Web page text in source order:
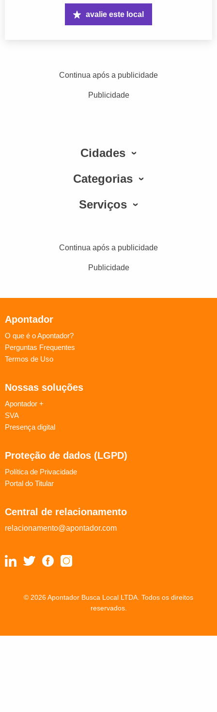
avalie este local
Continua após a publicidade
Publicidade
Cidades
Categorias
Serviços
Continua após a publicidade
Publicidade
Apontador
O que é o Apontador?
Perguntas Frequentes
Termos de Uso
Nossas soluções
Apontador +
SVA
Presença digital
Proteção de dados (LGPD)
Política de Privacidade
Portal do Titular
Central de relacionamento
relacionamento@apontador.com
© 2026 Apontador Busca Local LTDA. Todos os direitos
reservados.